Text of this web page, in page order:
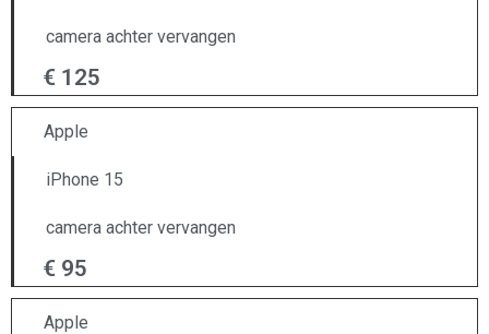
camera achter vervangen
€ 125
Apple
iPhone 15
camera achter vervangen
€ 95
Apple